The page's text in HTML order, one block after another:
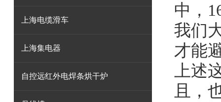
上海电缆滑车
上海集电器
自控远红外电焊条烘干炉
中，
我们
才能
上述
且，